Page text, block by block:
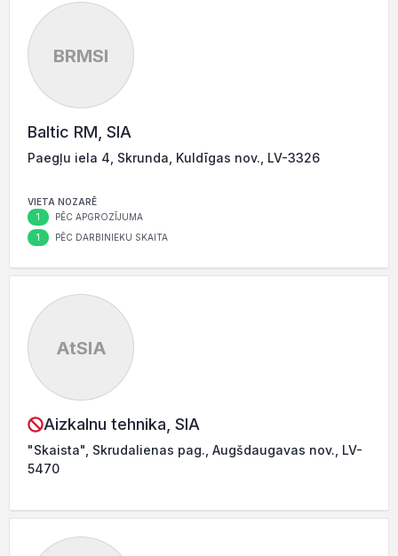
BRMSI
Baltic RM, SIA
Paegļu iela 4, Skrunda, Kuldīgas nov., LV-3326
VIETA NOZARĒ
1 PĒC APGROZĪJUMA
1 PĒC DARBINIEKU SKAITA
AtSIA
Aizkalnu tehnika, SIA
"Skaista", Skrudalienas pag., Augšdaugavas nov., LV-
5470